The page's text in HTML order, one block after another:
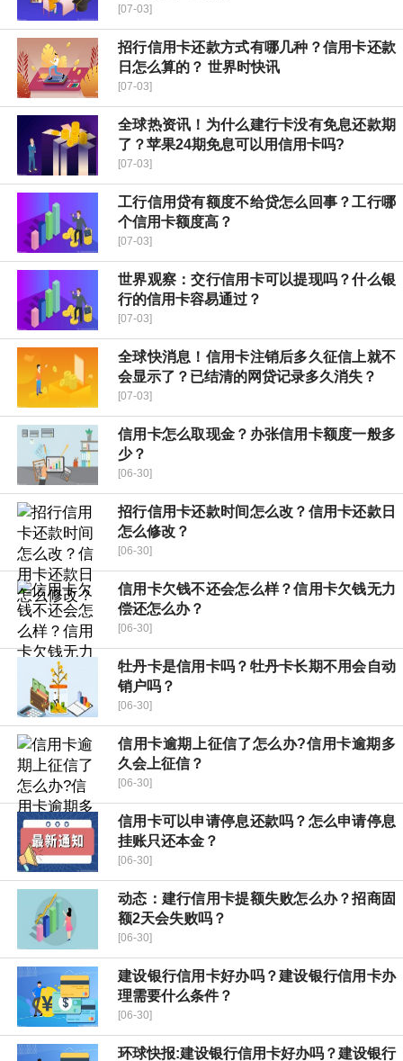
[07-03]
招行信用卡还款方式有哪几种？信用卡还款
日怎么算的？ 世界时快讯
[07-03]
全球热资讯！为什么建行卡没有免息还款期
了？苹果24期免息可以用信用卡吗?
[07-03]
工行信用贷有额度不给贷怎么回事？工行哪
个信用卡额度高？
[07-03]
世界观察：交行信用卡可以提现吗？什么银
行的信用卡容易通过？
[07-03]
全球快消息！信用卡注销后多久征信上就不
会显示了？已结清的网贷记录多久消失？
[07-03]
信用卡怎么取现金？办张信用卡额度一般多
少？
[06-30]
招行信用卡还款时间怎么改？信用卡还款日
怎么修改？
[06-30]
信用卡欠钱不还会怎么样？信用卡欠钱无力
偿还怎么办？
[06-30]
牡丹卡是信用卡吗？牡丹卡长期不用会自动
销户吗？
[06-30]
信用卡逾期上征信了怎么办?信用卡逾期多
久会上征信？
[06-30]
信用卡可以申请停息还款吗？怎么申请停息
挂账只还本金？
[06-30]
动态：建行信用卡提额失败怎么办？招商固
额2天会失败吗？
[06-30]
建设银行信用卡好办吗？建设银行信用卡办
理需要什么条件？
[06-30]
环球快报:建设银行信用卡好办吗？建设银行